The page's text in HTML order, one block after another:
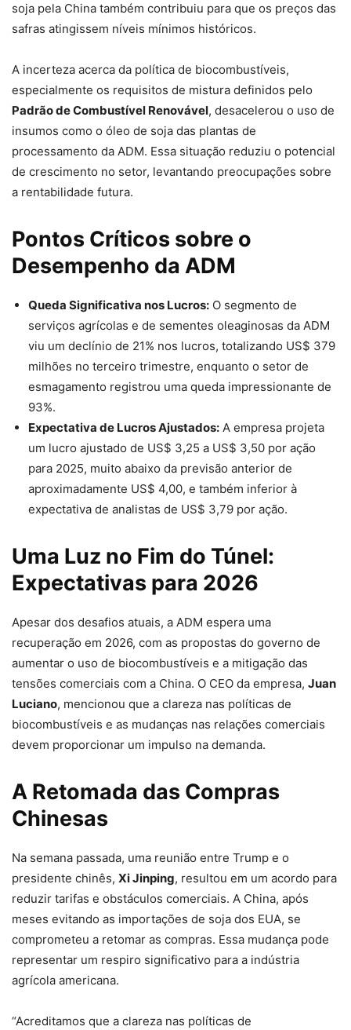
soja pela China também contribuiu para que os preços das
safras atingissem níveis mínimos históricos.
A incerteza acerca da política de biocombustíveis,
especialmente os requisitos de mistura definidos pelo
Padrão de Combustível Renovável, desacelerou o uso de
insumos como o óleo de soja das plantas de
processamento da ADM. Essa situação reduziu o potencial
de crescimento no setor, levantando preocupações sobre
a rentabilidade futura.
Pontos Críticos sobre o
Desempenho da ADM
Queda Significativa nos Lucros: O segmento de
serviços agrícolas e de sementes oleaginosas da ADM
viu um declínio de 21% nos lucros, totalizando US$ 379
milhões no terceiro trimestre, enquanto o setor de
esmagamento registrou uma queda impressionante de
93%.
Expectativa de Lucros Ajustados: A empresa projeta
um lucro ajustado de US$ 3,25 a US$ 3,50 por ação
para 2025, muito abaixo da previsão anterior de
aproximadamente US$ 4,00, e também inferior à
expectativa de analistas de US$ 3,79 por ação.
Uma Luz no Fim do Túnel:
Expectativas para 2026
Apesar dos desafios atuais, a ADM espera uma
recuperação em 2026, com as propostas do governo de
aumentar o uso de biocombustíveis e a mitigação das
tensões comerciais com a China. O CEO da empresa, Juan
Luciano, mencionou que a clareza nas políticas de
biocombustíveis e as mudanças nas relações comerciais
devem proporcionar um impulso na demanda.
A Retomada das Compras
Chinesas
Na semana passada, uma reunião entre Trump e o
presidente chinês, Xi Jinping, resultou em um acordo para
reduzir tarifas e obstáculos comerciais. A China, após
meses evitando as importações de soja dos EUA, se
comprometeu a retomar as compras. Essa mudança pode
representar um respiro significativo para a indústria
agrícola americana.
“Acreditamos que a clareza nas políticas de